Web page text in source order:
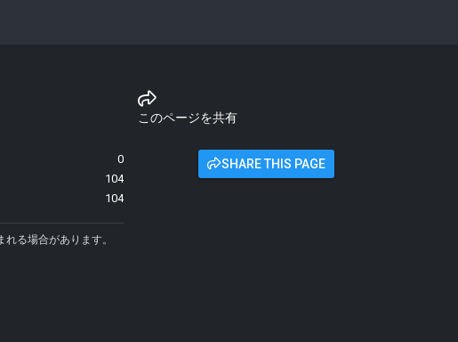
0
104
104
る場合があります。
このページを共有
SHARE THIS PAGE